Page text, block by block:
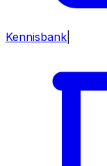
Kennisbank